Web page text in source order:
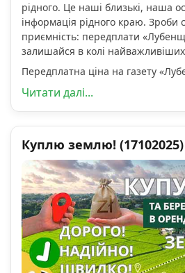
рідного. Це наші близькі, наша
інформація рідного краю. Зроби
приємність: передплати
залишайся в колі
Передплатна ціна на газету
Читати далі...
Куплю землю! (17102025)